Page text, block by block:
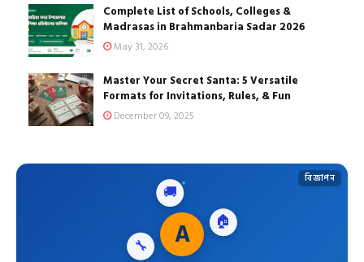
Complete List of Schools, Colleges &
Madrasas in Brahmanbaria Sadar 2026
May 31, 2026
Master Your Secret Santa: 5 Versatile
Formats for Invitations, Rules, & Fun
December 09, 2025
বিজ্ঞাপন
🏠
🔧
🚚
A